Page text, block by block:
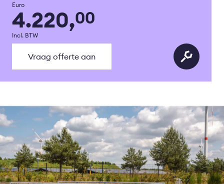
Euro
4.220,00
Incl. BTW
Vraag offerte aan